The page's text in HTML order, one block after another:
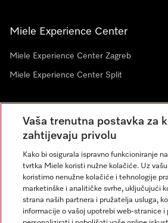
Miele Experience Center
Miele Experience Center Zagreb
Miele Experience Center Split
Newsletter
Vaša trenutna postavka za
zahtijevaju privolu
Kako bi osigurala ispravno funkcioniranje
tvrtka Miele koristi nužne kolačiće. Uz
koristimo nenužne kolačiće i tehnologije
marketinške i analitičke svrhe, uključujući
strana naših partnera i pružatelja usluga,
informacije o vašoj upotrebi web-stranice i